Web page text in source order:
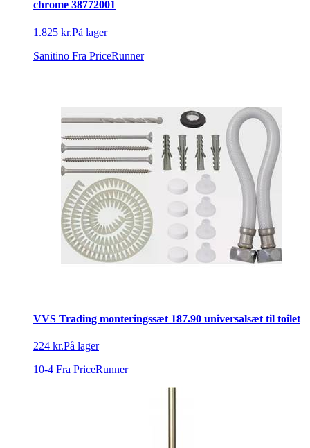
chrome 38772001
1.825 kr.På lager
Sanitino Fra PriceRunner
VVS Trading monteringssæt 187.90 universalsæt til toilet
224 kr.På lager
10-4 Fra PriceRunner